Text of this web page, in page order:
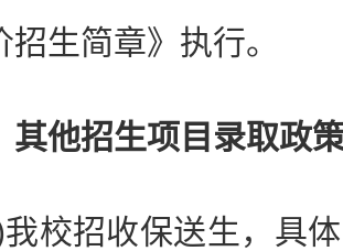
生简章》执行。
他招生项目录取政
招收保送生，具体